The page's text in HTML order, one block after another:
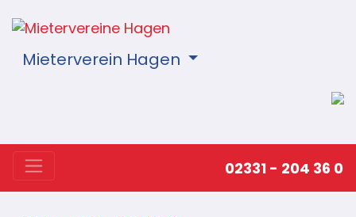
Mieterverein Hagen
02331 - 204 36 0